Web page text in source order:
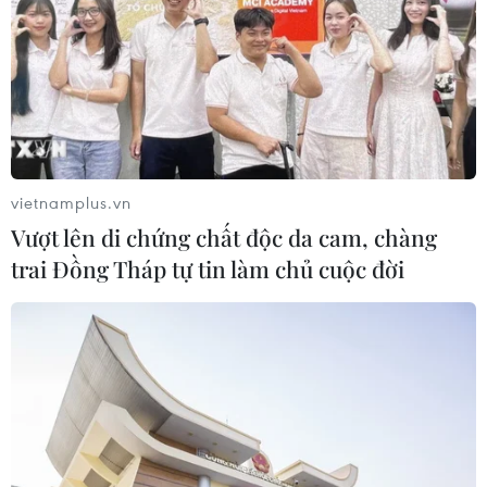
TIN CÙNG CHUYÊN MỤC
Xe điện Trung Quốc mở rộng
cuộc đua công nghệ ra Đông Nam Á
08/08/2026 03:00
vietnamplus.vn
Vượt lên di chứng chất độc da cam, chàng
trai Đồng Tháp tự tin làm chủ cuộc đời